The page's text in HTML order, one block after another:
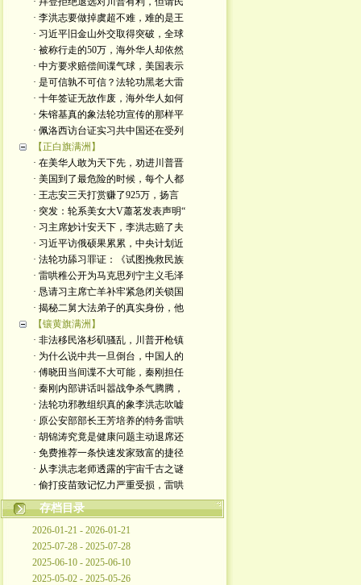
· 李洪志要做掉虞超不难，难的是王
· 习近平旧金山外交取得突破，全球
· 被称行走的50万，海外华人却依然
· 中方要求赔偿间谍气球，美国表示
· 是可信孰不可信？法轮功黑老大雷
· 十年签证无故作废，海外华人如何
· 朱镕基真的象法轮功宣传的那样平
· 佩洛西访台证实习共中国还在受列
【正白旗满洲】
· 在美华人敢为天下先，劝进川普晋
· 美国到了最危险的时候，每个人都
· 王志安三天打赏赚了925万，扬言
· 突发：轮系美女大V蕭茗发表声明“
· 习主席妙计安天下，李洪志赔了夫
· 习近平访俄硕果累累，中央计划近
· 法轮功舔习罪证：《试图挽救民族
· 雷哄稚公开为马克思列宁主义毛泽
· 恳请习主席亡羊补牢紧急闭关锁国
· 揭秘二舅大法弟子的真实身份，他
【镶黄旗满洲】
· 非法移民洛杉矶骚乱，川普开枪镇
· 为什么说中共一旦倒台，中国人的
· 傅晓田当间谍不大可能，秦刚担任
· 秦刚内部讲话叫嚣战争杀气腾腾，
· 法轮功邪教组织真的象李洪志吹嘘
· 原公安部部长王芳培养的特务雷哄
· 胡锦涛究竟是健康问题主动退席还
· 免费推荐一条快速发家致富的捷径
· 从李洪志老师透露的宇宙千古之谜
· 偷打疫苗致记忆力严重受损，雷哄
存档目录
2026-01-21 - 2026-01-21
2025-07-28 - 2025-07-28
2025-06-10 - 2025-06-10
2025-05-02 - 2025-05-26